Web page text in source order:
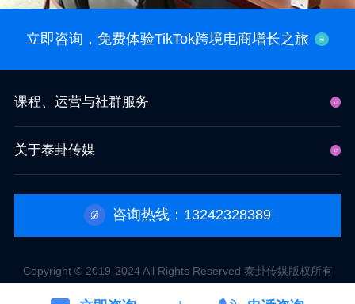
立即咨询，免费体验TikTok跨境电商增长之旅
课程、运营与社群服务
关于泰卦传媒
咨询热线：13242328389
Copyright © 2019-2024 All Rights Reserved 泰卦传媒版权所有